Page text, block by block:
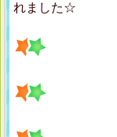
れました☆